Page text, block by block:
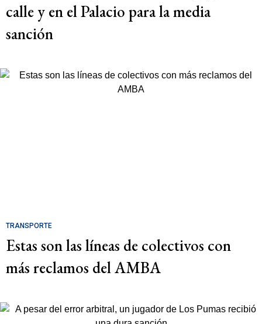
calle y en el Palacio para la media
sanción
TRANSPORTE
Estas son las líneas de colectivos con
más reclamos del AMBA